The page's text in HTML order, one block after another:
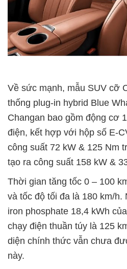
Về sức mạnh, mẫu SUV cỡ
thống plug-in hybrid Blue
Changan bao gồm động cơ
điện, kết hợp với hộp số E-
công suất 72 kW & 125 Nm
tạo ra công suất 158 kW &
Thời gian tăng tốc 0 – 100
và tốc độ tối đa là 180 km/h.
iron phosphate 18,4 kWh
chạy điện thuần túy là 125
diện chính thức vẫn chưa
này.